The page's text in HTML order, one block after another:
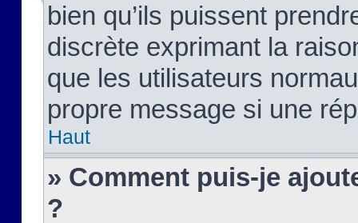
bien qu’ils puissent
discrète exprimant la
que les utilisateurs
propre message si une
Haut
» Comment puis-je
?